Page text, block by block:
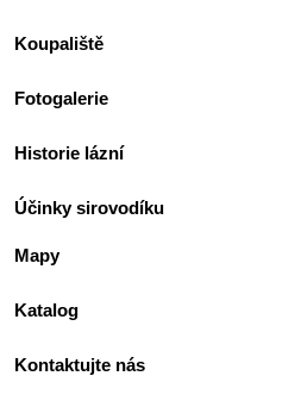
Koupaliště
Fotogalerie
Historie lázní
Účinky sirovodíku
Mapy
Katalog
Kontaktujte nás